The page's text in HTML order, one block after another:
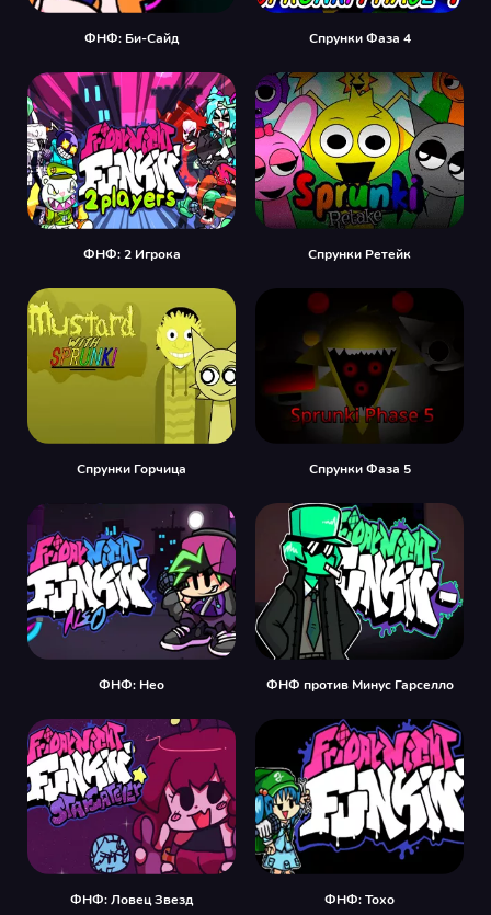
ФНФ: Би-Сайд Спрунки Фаза 4
ФНФ: 2 Игрока Спрунки Ретейк
Спрунки Горчица Спрунки Фаза 5
ФНФ: Нео ФНФ против Минус Гарселло
ФНФ: Ловец Звезд ФНФ: Тохо